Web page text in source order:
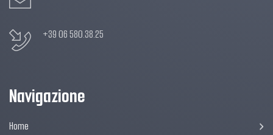
+39 06 580.38.25
Navigazione
Home